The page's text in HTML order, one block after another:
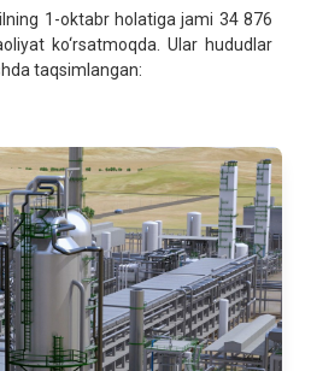
1-oktabr holatiga jami 34 876
ko‘rsatmoqda. Ular hududlar
taqsimlangan: